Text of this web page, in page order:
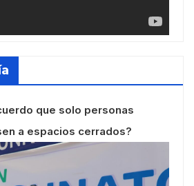
que solo personas
a espacios cerrados?